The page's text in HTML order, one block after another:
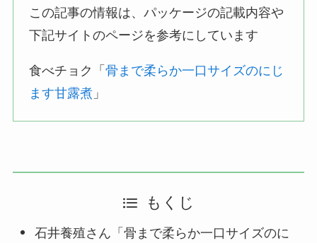
この記事の情報は、パッケージの記載内容や
下記サイトのページを参考にしています
食べチョク「骨まで柔らか一口サイズのにじ
ます甘露煮 」
もくじ
石井養殖さん「骨まで柔らか一口サイズのに